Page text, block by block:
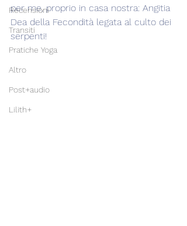
Recensioni
Transiti
Pratiche Yoga
Altro
Post+audio
Lilith+
per me, proprio in casa nostra: Angitia
Dea della Fecondità legata al culto dei
serpenti!